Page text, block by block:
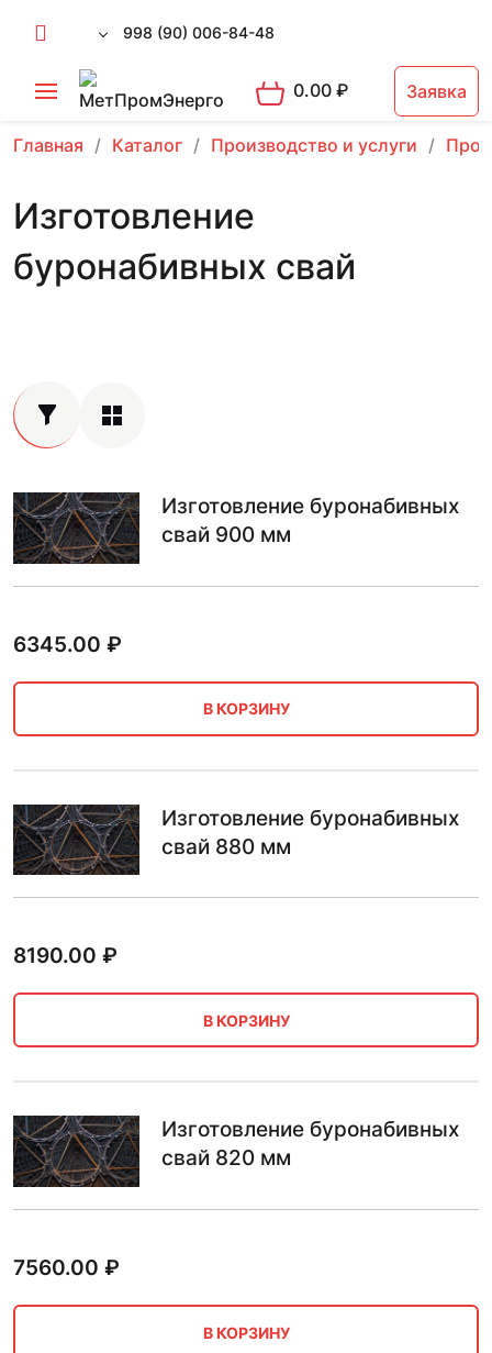
998 (90) 006-84-48
0.00₽ Заявка
Главная Каталог Производство и услуги
Изготовление
буронабивных свай
Изготовление буронабивных
свай 900 мм
6345.00 ₽
В КОРЗИНУ
Изготовление буронабивных
свай 880 мм
8190.00 ₽
В КОРЗИНУ
Изготовление буронабивных
свай 820 мм
7560.00 ₽
В КОРЗИНУ